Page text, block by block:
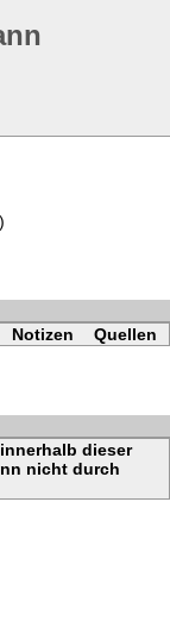
Notizen
Quellen
dieser
nicht durch